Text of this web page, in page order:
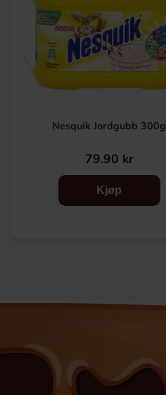
Nesquik Jordgubb 300g
79.90 kr
Kjøp